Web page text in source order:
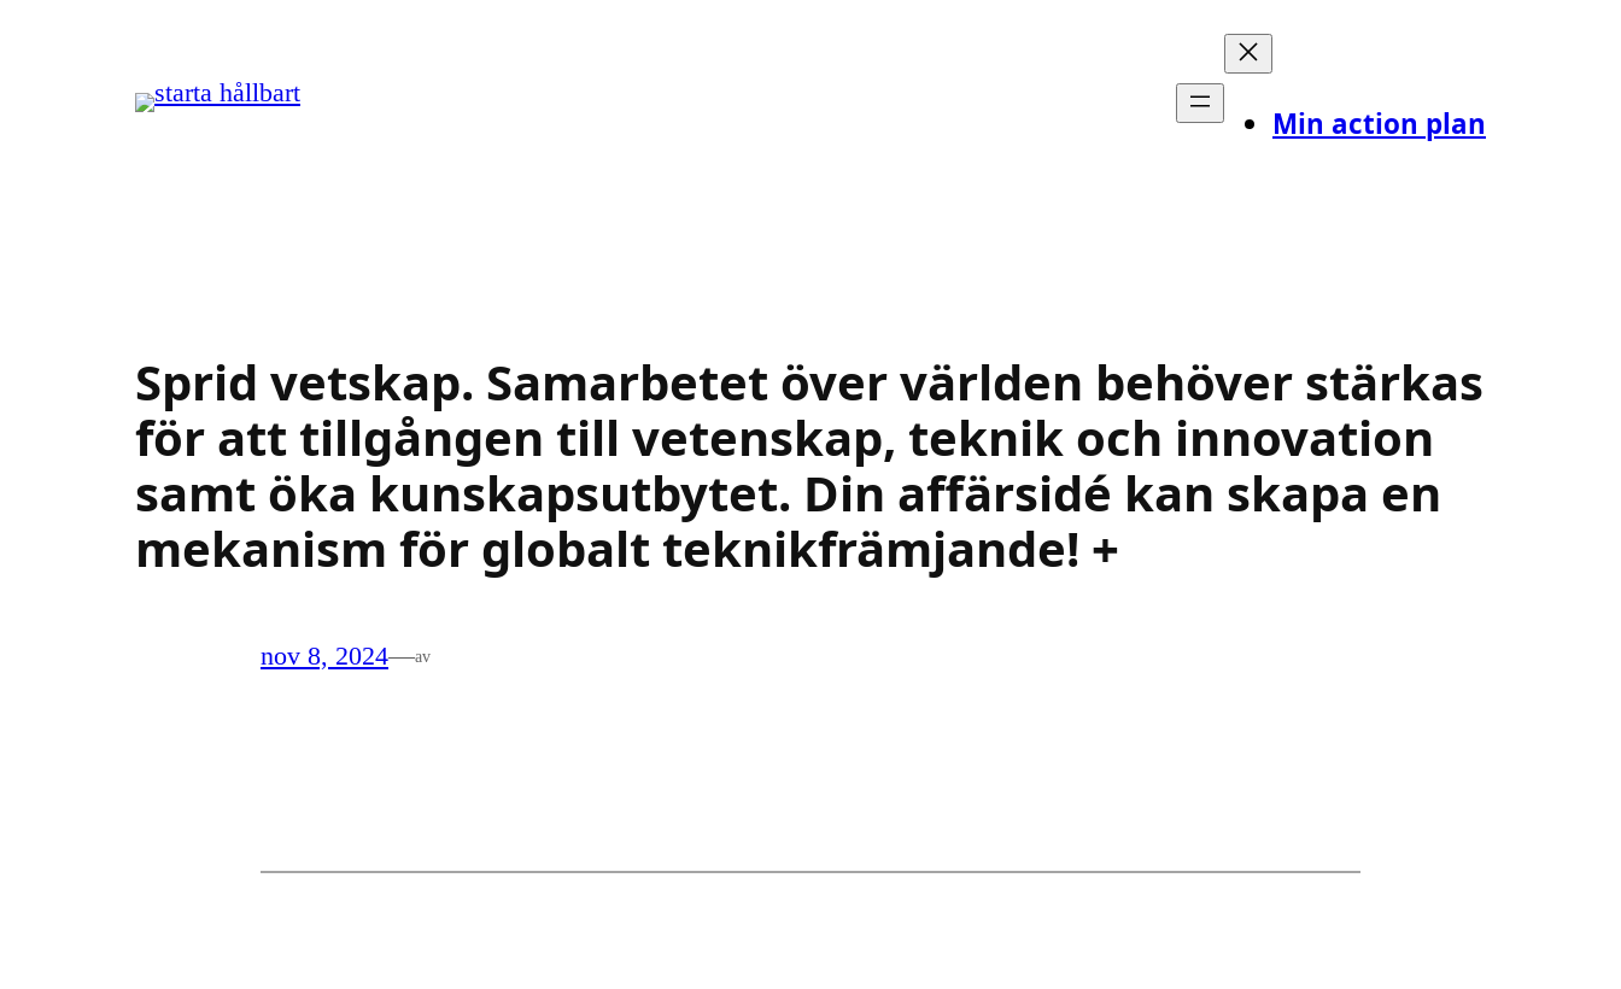
Min action plan
Sprid vetskap. Samarbetet över världen behöver stärkas
för att tillgången till vetenskap, teknik och innovation
samt öka kunskapsutbytet. Din affärsidé kan skapa en
mekanism för globalt teknikfrämjande! +
nov 8, 2024—av